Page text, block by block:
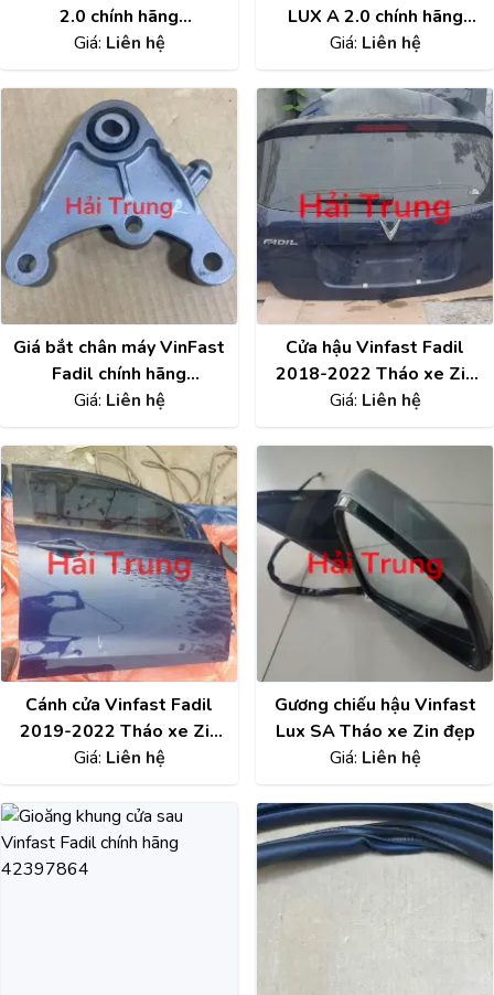
2.0 chính hãng
BEX10003451
Giá: Liên hệ
LUX A 2.0 chính hãng
BEX10007404
Giá: Liên hệ
Giá bắt chân máy VinFast
Fadil chính hãng
95174572
Giá: Liên hệ
Cửa hậu Vinfast Fadil
2018-2022 Tháo xe Zin
keo chỉ
Giá: Liên hệ
Cánh cửa Vinfast Fadil
2019-2022 Tháo xe Zin
keo chỉ
Giá: Liên hệ
Gương chiếu hậu Vinfast
Lux SA Tháo xe Zin đẹp
Giá: Liên hệ